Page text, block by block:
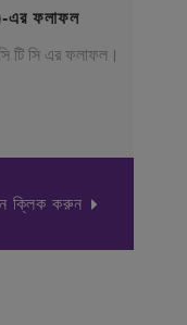
এর ফলাফল
টি সি এর ফলাফল।
ক্লিক করুন